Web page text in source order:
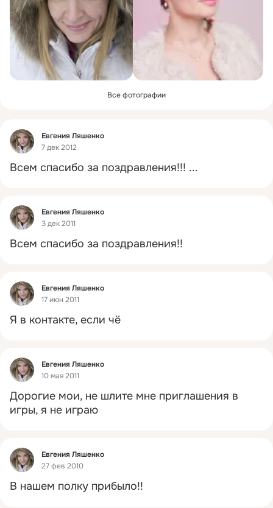
Все фотографии
Фид
Евгения Ляшенко
7 дек 2012
Всем спасибо за поздравления!!! ...
Фид
Евгения Ляшенко
3 дек 2011
Всем спасибо за поздравления!!
Фид
Евгения Ляшенко
17 июн 2011
Я в контакте, если чё
Фид
Евгения Ляшенко
10 мая 2011
Дорогие мои, не шлите мне приглашения в
игры, я не играю
Фид
Евгения Ляшенко
27 фев 2010
В нашем полку прибыло!!